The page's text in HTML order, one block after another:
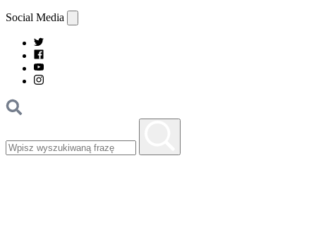
Social Media